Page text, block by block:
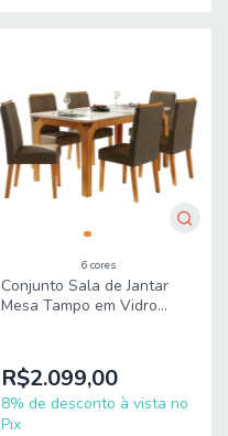
6 cores
Conjunto Sala de Jantar
Mesa Tampo em Vidro
R$2.099,00
8% de desconto à vista no
Pix